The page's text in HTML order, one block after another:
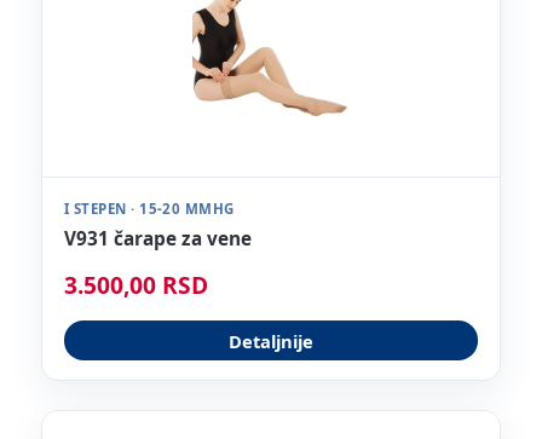
I STEPEN · 15-20 MMHG
V931 čarape za vene
3.500,00 RSD
Detaljnije